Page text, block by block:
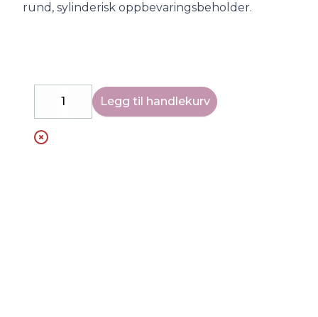
rund, sylinderisk oppbevaringsbeholder.
DecreaseIncrease
Legg til handlekurv